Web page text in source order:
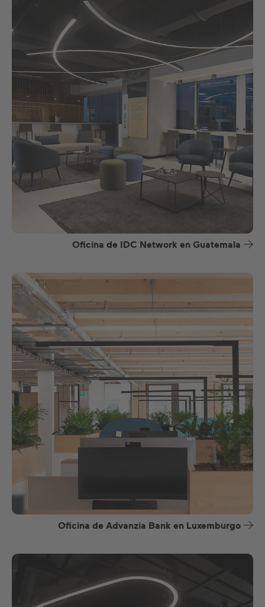
Oficina de IDC Network en Guatemala
Oficina de Advanzia Bank en Luxemburgo